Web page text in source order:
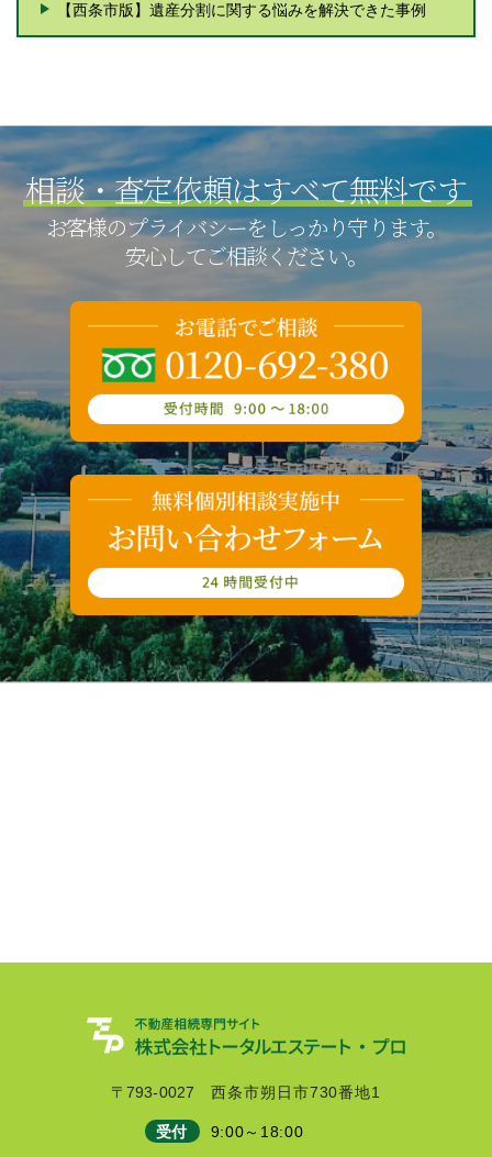
【西条市版】遺産分割に関する悩みを解決できた事例
相談・査定依頼はすべて無料です
お客様のプライバシーをしっかり守ります。
安心してご相談ください。
〒793-0027 西条市朔日市730番地1
受付 9:00～18:00